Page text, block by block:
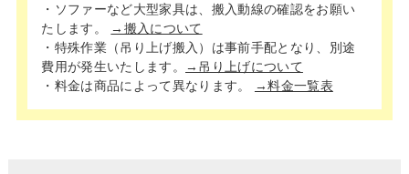
・ソファーなど大型家具は、搬入動線の確認をお願い
たします。
→搬入について
・特殊作業（吊り上げ搬入）は事前手配となり、別途
費用が発生いたします。
→吊り上げについて
・料金は商品によって異なります。
→料金一覧表